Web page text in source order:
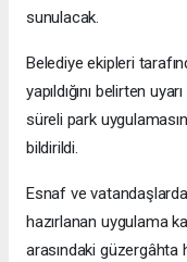
sunulacak.
Belediye ekipleri
yapıldığını belirten
süreli park
bildirildi.
Esnaf ve
hazırlanan uygulama
arasındaki